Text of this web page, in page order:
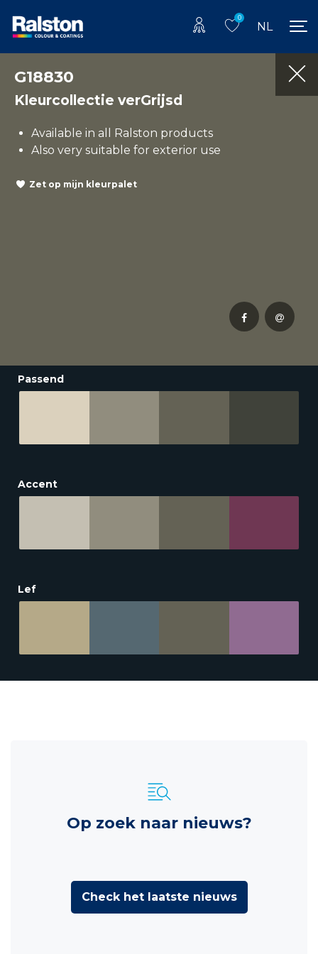
0
NL
G18830
Kleurcollectie verGrijsd
Available in all Ralston products
Also very suitable for exterior use
Zet op mijn kleurpalet
Passend
Accent
Lef
Op zoek naar nieuws?
Check het laatste nieuws